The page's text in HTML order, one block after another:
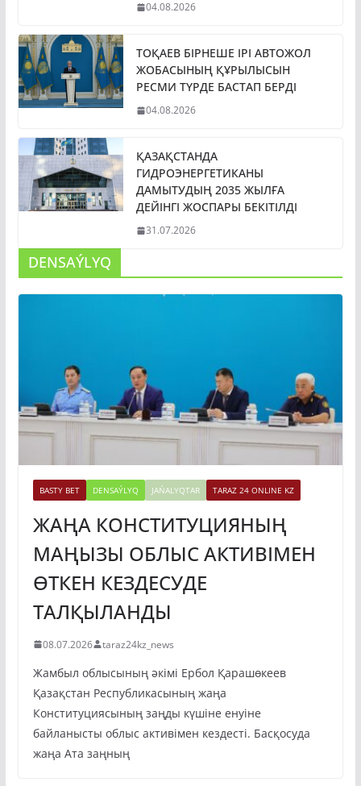
04.08.2026
ТОҚАЕВ БІРНЕШЕ ІРІ АВТОЖОЛ
ЖОБАСЫНЫҢ ҚҰРЫЛЫСЫН
РЕСМИ ТҮРДЕ БАСТАП БЕРДІ
04.08.2026
ҚАЗАҚСТАНДА
ГИДРОЭНЕРГЕТИКАНЫ
ДАМЫТУДЫҢ 2035 ЖЫЛҒА
ДЕЙІНГІ ЖОСПАРЫ БЕКІТІЛДІ
31.07.2026
DENSAÝLYQ
BASTY BET DENSAÝLYQ JAŃALYQTAR TARAZ 24 ONLINE KZ
ЖАҢА КОНСТИТУЦИЯНЫҢ
МАҢЫЗЫ ОБЛЫС АКТИВІМЕН
ӨТКЕН КЕЗДЕСУДЕ
ТАЛҚЫЛАНДЫ
08.07.2026 taraz24kz_news
Жамбыл облысының әкімі Ербол Қарашөкеев
Қазақстан Республикасының жаңа
Конституциясының заңды күшіне енуіне
байланысты облыс активімен кездесті. Басқосуда
жаңа Ата заңның